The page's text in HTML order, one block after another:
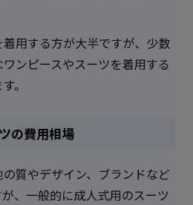
用する方が大半ですが、少数
ンピースやスーツを着用する
。
の費用相場
質やデザイン、ブランドなど
、一般的に成人式用のスーツ